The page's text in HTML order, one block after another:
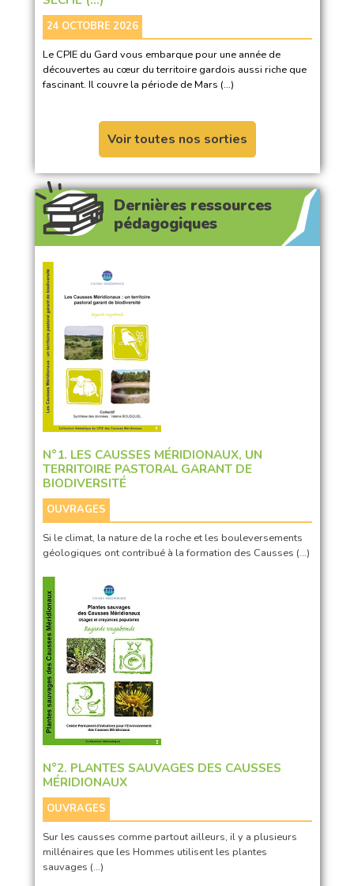
24 OCTOBRE 2026
Le CPIE du Gard vous embarque pour une année de
découvertes au cœur du territoire gardois aussi riche que
fascinant. Il couvre la période de Mars (…)
Voir toutes nos sorties
Dernières ressources
pédagogiques
N°1. LES CAUSSES MÉRIDIONAUX, UN
TERRITOIRE PASTORAL GARANT DE
BIODIVERSITÉ
OUVRAGES
Si le climat, la nature de la roche et les bouleversements
géologiques ont contribué à la formation des Causses (…)
N°2. PLANTES SAUVAGES DES CAUSSES
MÉRIDIONAUX
OUVRAGES
Sur les causses comme partout ailleurs, il y a plusieurs
millénaires que les Hommes utilisent les plantes
sauvages (…)